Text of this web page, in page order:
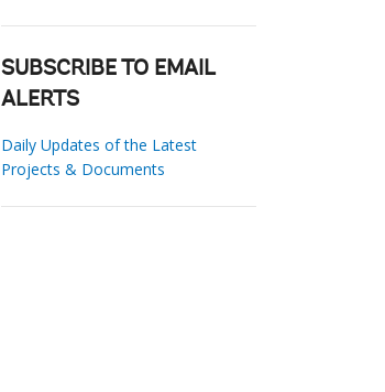
SUBSCRIBE TO EMAIL
ALERTS
Daily Updates of the Latest
Projects & Documents